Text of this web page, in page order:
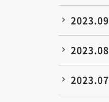
2023.09
2023.08
2023.07